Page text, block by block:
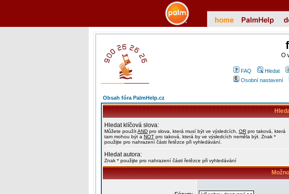
O
FAQ Hledat
Osobní nastavení
Obsah fóra PalmHelp.cz
Hledat klíčová slova:
Můžete použítAND pro slova, která musí být ve výsledcích, OR pro taková, která
tam mohou být a NOT pro taková, která by ve výsledcích neměla být. Znak *
použijte pro nahrazení části řetězce při vyhledávání.
Hledat autora:
Znak * použijte pro nahrazení části řetězce při vyhledávání